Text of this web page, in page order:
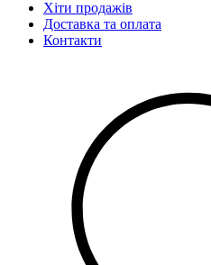
Хіти продажів
Доставка та оплата
Контакти